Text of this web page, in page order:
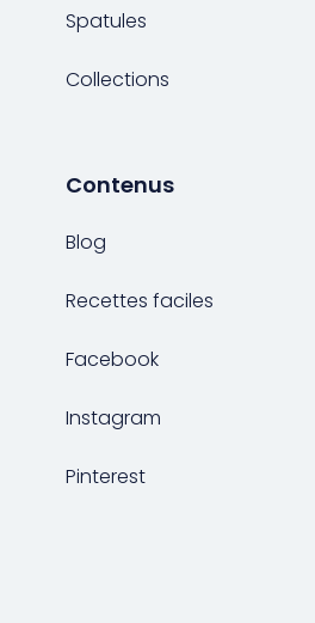
Spatules
Collections
Contenus
Blog
Recettes faciles
Facebook
Instagram
Pinterest